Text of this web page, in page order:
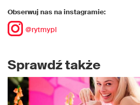
Obserwuj nas na instagramie:
@rytmypl
Sprawdź także